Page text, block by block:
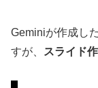
Geminiが作成し
すが、
スライド